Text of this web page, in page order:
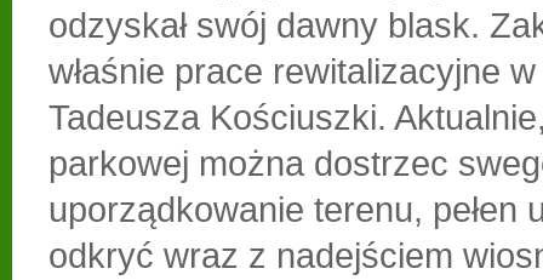
odzyskał swój dawny blask.
właśnie prace rewitalizacyjne
Tadeusza Kościuszki.
parkowej można dostrzec
uporządkowanie terenu, pełen
odkryć wraz z nadejściem